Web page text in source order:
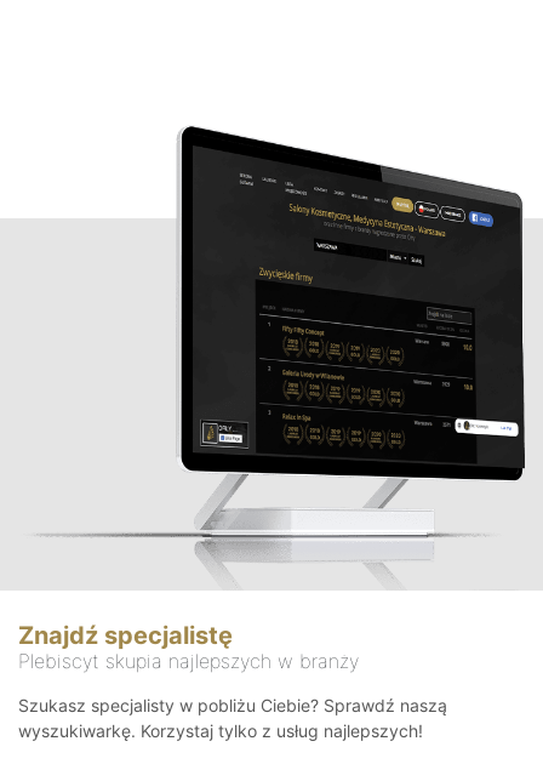
Znajdź specjalistę
Plebiscyt skupia najlepszych w branży
Szukasz specjalisty w pobliżu Ciebie? Sprawdź naszą
wyszukiwarkę. Korzystaj tylko z usług najlepszych!